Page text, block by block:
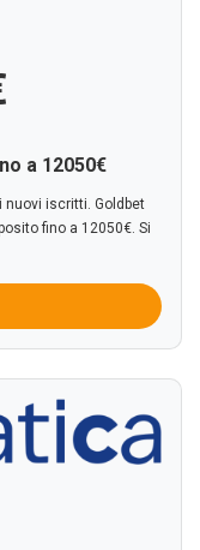
a 12050€
nuovi iscritti. Goldbet
fino a 12050€. Si